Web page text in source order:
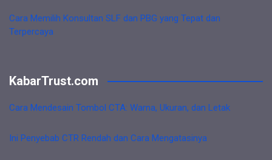
Cara Memilih Konsultan SLF dan PBG yang Tepat dan
Terpercaya
KabarTrust.com
Cara Mendesain Tombol CTA: Warna, Ukuran, dan Letak
Ini Penyebab CTR Rendah dan Cara Mengatasinya